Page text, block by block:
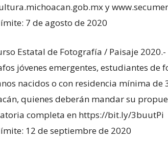
y
7 de agosto de 2020
Estatal de Fotografía / Paisaje
jóvenes emergentes, estudiantes
nacidos o con residencia mínima de
quienes deberán mandar su
completa en https://bit.ly/3buutPi
12 de septiembre de 2020